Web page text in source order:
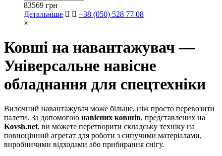
83569 грн
Детальніше
+38 (050) 528 77 08
×
Ковші на навантажувач —
Універсальне навісне
обладнання для спецтехніки
Вилочний навантажувач може більше, ніж просто перевозити
палети. За допомогою навісних ковшів, представлених на
Kovsh.net, ви можете перетворити складську техніку на
повноцінний агрегат для роботи з сипучими матеріалами,
виробничими відходами або прибирання снігу.